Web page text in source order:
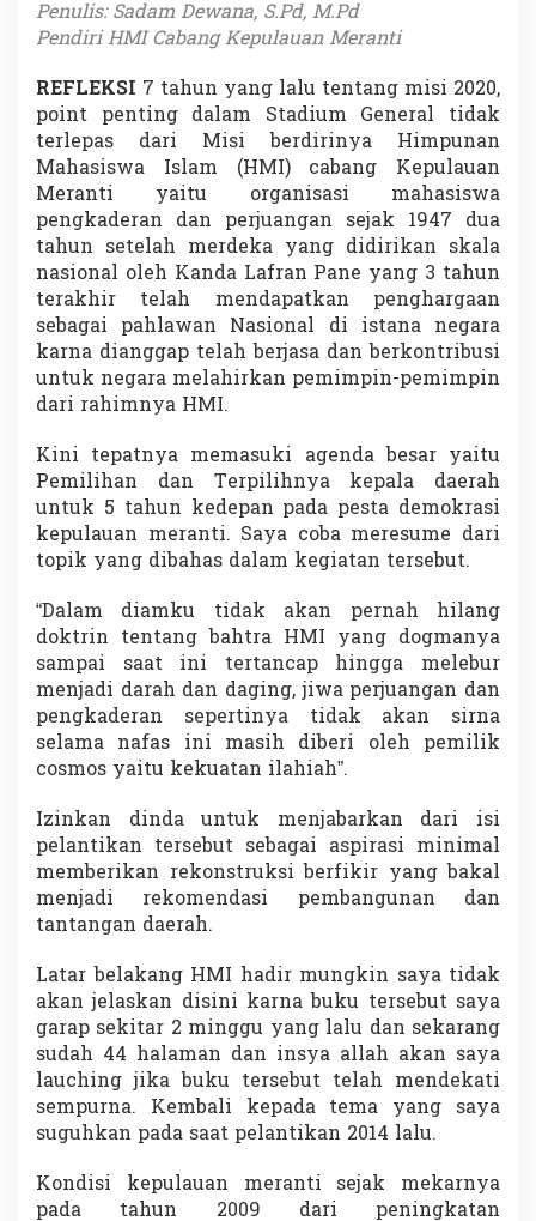
n
H
I
B
e
d
i
r
i
Penulis: Sadam Dewana, S.Pd, M.Pd
Pendiri HMI Cabang Kepulauan Meranti
REFLEKSI 7 tahun yang lalu tentang misi 2020,
point penting dalam Stadium General tidak
terlepas dari Misi berdirinya Himpunan
Mahasiswa Islam (HMI) cabang Kepulauan
Meranti yaitu organisasi mahasiswa
pengkaderan dan perjuangan sejak 1947 dua
tahun setelah merdeka yang didirikan skala
nasional oleh Kanda Lafran Pane yang 3 tahun
terakhir telah mendapatkan penghargaan
sebagai pahlawan Nasional di istana negara
karna dianggap telah berjasa dan berkontribusi
untuk negara melahirkan pemimpin-pemimpin
dari rahimnya HMI.
Kini tepatnya memasuki agenda besar yaitu
Pemilihan dan Terpilihnya kepala daerah
untuk 5 tahun kedepan pada pesta demokrasi
kepulauan meranti. Saya coba meresume dari
topik yang dibahas dalam kegiatan tersebut.
“Dalam diamku tidak akan pernah hilang
doktrin tentang bahtra HMI yang dogmanya
sampai saat ini tertancap hingga melebur
menjadi darah dan daging, jiwa perjuangan dan
pengkaderan sepertinya tidak akan sirna
selama nafas ini masih diberi oleh pemilik
cosmos yaitu kekuatan ilahiah”.
Izinkan dinda untuk menjabarkan dari isi
pelantikan tersebut sebagai aspirasi minimal
memberikan rekonstruksi berfikir yang bakal
menjadi rekomendasi pembangunan dan
tantangan daerah.
Latar belakang HMI hadir mungkin saya tidak
akan jelaskan disini karna buku tersebut saya
garap sekitar 2 minggu yang lalu dan sekarang
sudah 44 halaman dan insya allah akan saya
lauching jika buku tersebut telah mendekati
sempurna. Kembali kepada tema yang saya
suguhkan pada saat pelantikan 2014 lalu.
Kondisi kepulauan meranti sejak mekarnya
pada tahun 2009 dari peningkatan